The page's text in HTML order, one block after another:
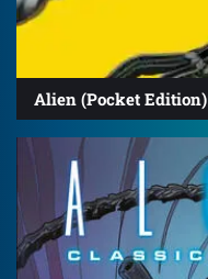
Alien (Pocket Edition)